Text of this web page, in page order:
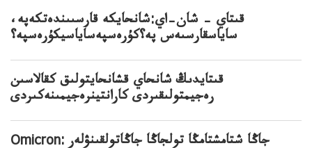
قىتاي – شان–اي:شانحايكە قارسىىندەتكەپە،
ساياسقارسىەس پە؟كۇرەسپەساياسيكۇرەسپە؟
قىتايدىڭ شانحاي قشانحايتولىق كقالاسىن
رەجيمتولىقىردى كارانتينرەجيمىنەكىردى
Omicron: جاڭا شتامشتامڭا تولجاڭا جاڭاتولقىنۋلەر